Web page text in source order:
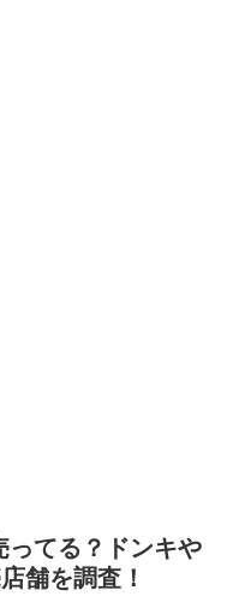
ってる？ドンキや
舗を調査！